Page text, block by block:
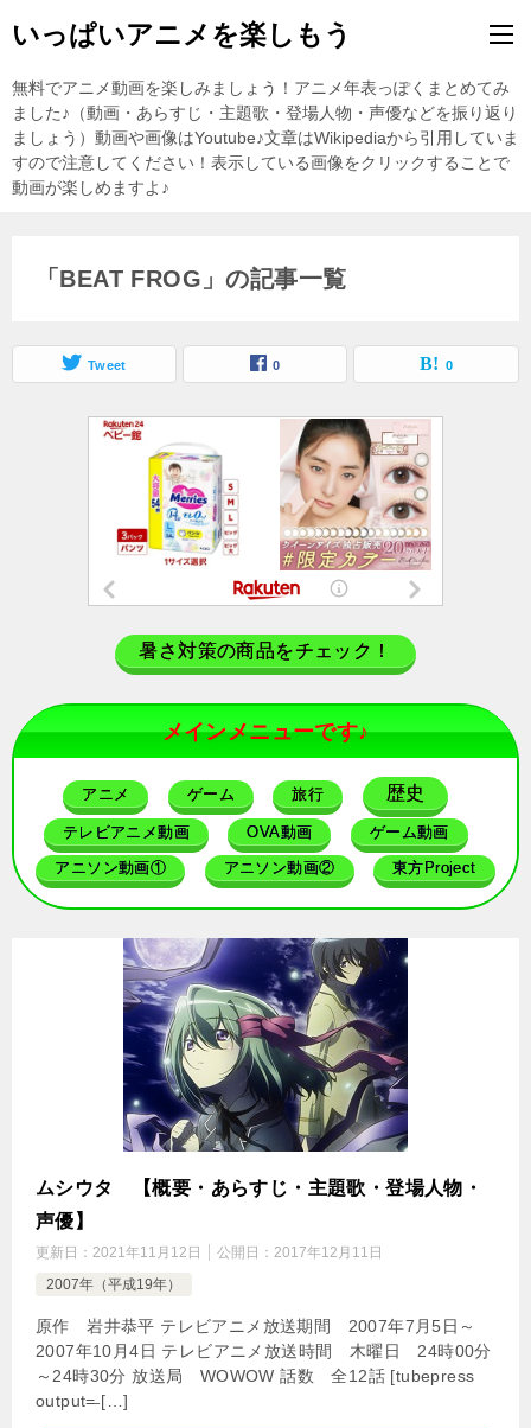
いっぱいアニメを楽しもう
無料でアニメ動画を楽しみましょう！アニメ年表っぽくまとめてみ
ました♪（動画・あらすじ・主題歌・登場人物・声優などを振り返り
ましょう）動画や画像はYoutube♪文章はWikipediaから引用していま
すので注意してください！表示している画像をクリックすることで
動画が楽しめますよ♪
「BEAT FROG」の記事一覧
Tweet 0 0
暑さ対策の商品をチェック！
メインメニューです♪
アニメ ゲーム 旅行 歴史
テレビアニメ動画 OVA動画 ゲーム動画
アニソン動画① アニソン動画② 東方Project
ムシウタ 【概要・あらすじ・主題歌・登場人物・
声優】
更新日： 2021年11月12日 公開日： 2017年12月11日
2007年（平成19年）
原作 岩井恭平 テレビアニメ放送期間 2007年7月5日～
2007年10月4日 テレビアニメ放送時間 木曜日 24時00分
～24時30分 放送局 WOWOW 話数 全12話 [tubepress
output=̶ […]